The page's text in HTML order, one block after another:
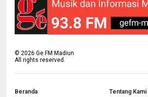
©2026 Ge FM Madiun
All rights reserved.
Beranda Tentang Kami